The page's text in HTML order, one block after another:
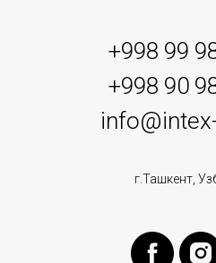
+998 99
+998 90
г.Ташкент,